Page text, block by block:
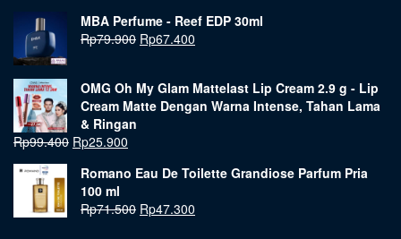
MBA Perfume - Reef EDP 30ml
Rp79.900 Rp67.400
OMG Oh My Glam Mattelast Lip Cream 2.9 g - Lip
Cream Matte Dengan Warna Intense, Tahan Lama
& Ringan
Rp99.400 Rp25.900
Romano Eau De Toilette Grandiose Parfum Pria
100 ml
Rp71.500 Rp47.300